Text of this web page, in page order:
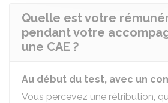
Quelle est votre
pendant votre
une CAE ?
Au début du test, avec un
Vous percevez une rétribution,